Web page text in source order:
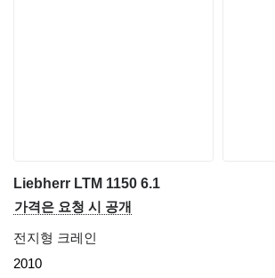
Liebherr LTM 1150 6.1
가격은 요청 시 공개
전지형 크레인
2010